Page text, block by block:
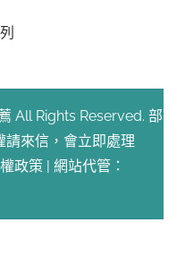
All Rights Reserved. 部
請來信，會立即處理
政策 | 網站代管：